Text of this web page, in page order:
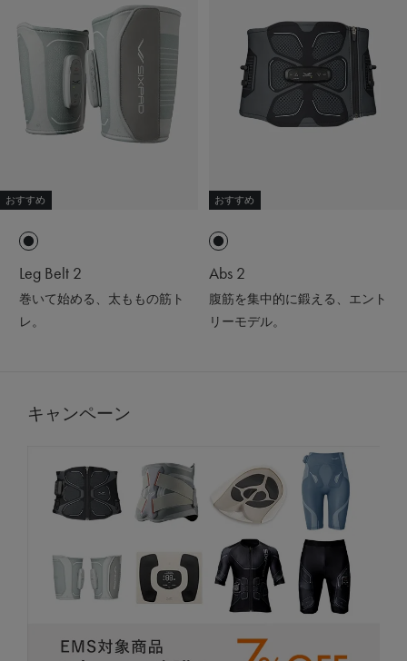
おすすめ
Leg Belt 2
巻いて始める、太ももの筋ト
レ。
おすすめ
Abs 2
腹筋を集中的に鍛える、エント
リーモデル。
キャンペーン